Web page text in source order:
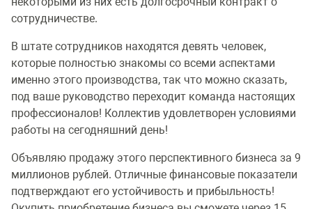
сотрудничестве.
В штате сотрудников находятся девять человек,
которые полностью знакомы со всеми аспектами
именно этого производства, так что можно сказать,
под ваше руководство переходит команда настоящих
профессионалов! Коллектив удовлетворен условиями
работы на сегодняшний день!
Объявляю продажу этого перспективного бизнеса за 9
миллионов рублей. Отличные финансовые показатели
подтверждают его устойчивость и прибыльность!